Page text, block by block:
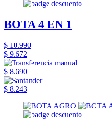
BOTA 4 EN 1
$ 10.990
$ 9.672
$ 8.690
$ 8.243